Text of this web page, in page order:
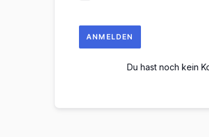
ANMELDEN
Du hast noch kein